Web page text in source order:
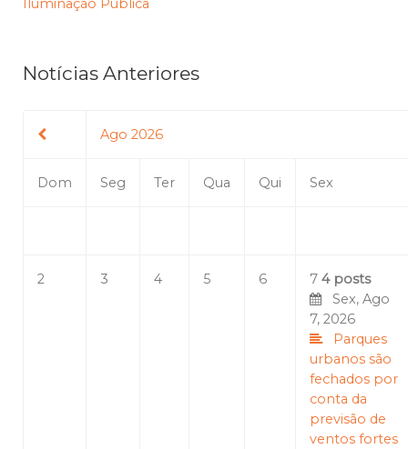
Iluminação Pública
Notícias Anteriores
Ago 2026
Dom Seg Ter Qua Qui Sex
2 3 4 5 6 7 4 posts
Sex, Ago
7, 2026
Parques
urbanos são
fechados por
conta da
previsão de
ventos fortes